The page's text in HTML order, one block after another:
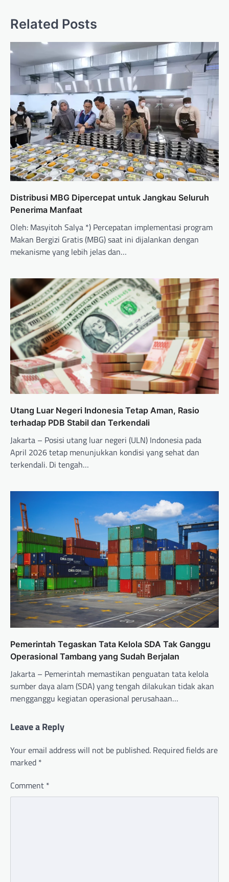
Related Posts
Distribusi MBG Dipercepat untuk Jangkau Seluruh
Penerima Manfaat
Oleh: Masyitoh Salya *) Percepatan implementasi program
Makan Bergizi Gratis (MBG) saat ini dijalankan dengan
mekanisme yang lebih jelas dan…
Utang Luar Negeri Indonesia Tetap Aman, Rasio
terhadap PDB Stabil dan Terkendali
Jakarta – Posisi utang luar negeri (ULN) Indonesia pada
April 2026 tetap menunjukkan kondisi yang sehat dan
terkendali. Di tengah…
Pemerintah Tegaskan Tata Kelola SDA Tak Ganggu
Operasional Tambang yang Sudah Berjalan
Jakarta – Pemerintah memastikan penguatan tata kelola
sumber daya alam (SDA) yang tengah dilakukan tidak akan
mengganggu kegiatan operasional perusahaan…
Leave a Reply
Your email address will not be published. Required fields are
marked *
Comment *